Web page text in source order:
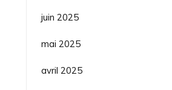
juin 2025
mai 2025
avril 2025